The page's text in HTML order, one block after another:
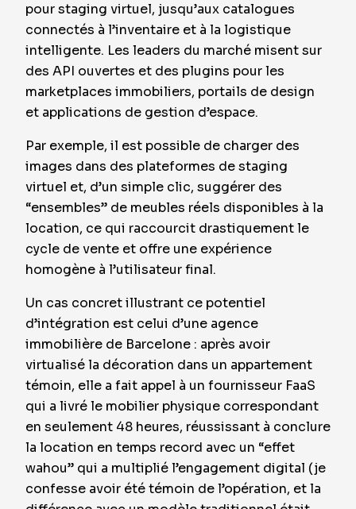
pour staging virtuel, jusqu’aux catalogues
connectés à l’inventaire et à la logistique
intelligente. Les leaders du marché misent sur
des API ouvertes et des plugins pour les
marketplaces immobiliers, portails de design
et applications de gestion d’espace.
Par exemple, il est possible de charger des
images dans des plateformes de staging
virtuel et, d’un simple clic, suggérer des
“ensembles” de meubles réels disponibles à la
location, ce qui raccourcit drastiquement le
cycle de vente et offre une expérience
homogène à l’utilisateur final.
Un cas concret illustrant ce potentiel
d’intégration est celui d’une agence
immobilière de Barcelone : après avoir
virtualisé la décoration dans un appartement
témoin, elle a fait appel à un fournisseur FaaS
qui a livré le mobilier physique correspondant
en seulement 48 heures, réussissant à conclure
la location en temps record avec un “effet
wahou” qui a multiplié l’engagement digital (je
confesse avoir été témoin de l’opération, et la